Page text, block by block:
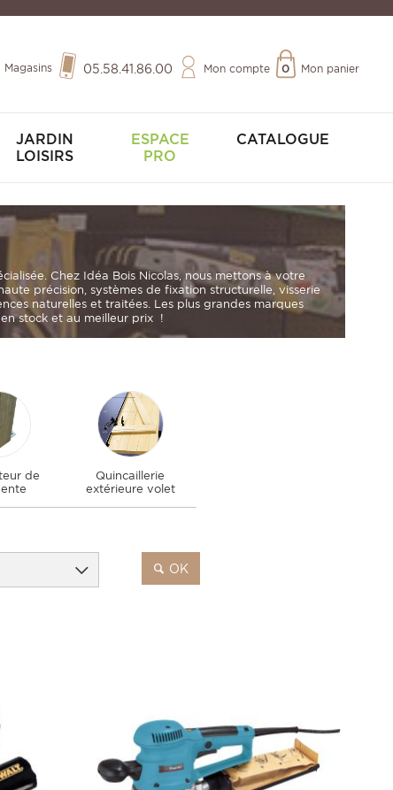
Magasins 05.58.41.86.00 Mon compte Mon panier
0
JARDIN
LOISIRS
ESPACE
PRO
CATALOGUE
Chez Idéa Bois Nicolas, nous mettons à votre
précision systèmes de fixation structurelle visserie
naturelles et traitées. Les plus grandes marques
stock et au meilleur prix !
de
Quincaillerie
extérieure volet
OK